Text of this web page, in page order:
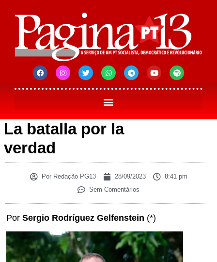
La batalla por la
verdad
PorRedação PG13 28/09/2023
8:41 pm
Sem Comentários
Por Sergio Rodríguez Gelfenstein (*)